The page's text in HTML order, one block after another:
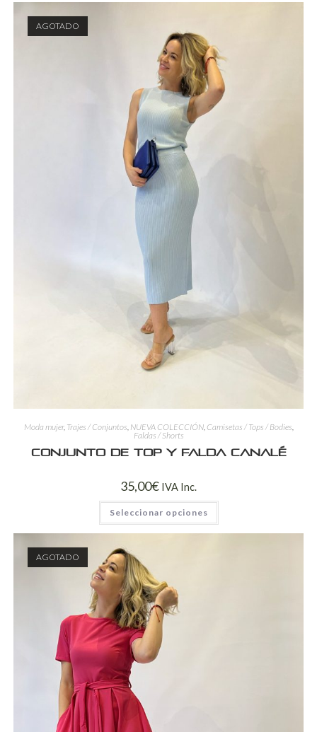
AGOTADO
Moda mujer, Trajes / Conjuntos NUEVA COLECCIÓN, Camisetas / Tops / Bodies
Faldas / Shorts
Conjunto de Top y Falda Canalé
35,00€ IVA Inc.
Seleccionar opciones
AGOTADO